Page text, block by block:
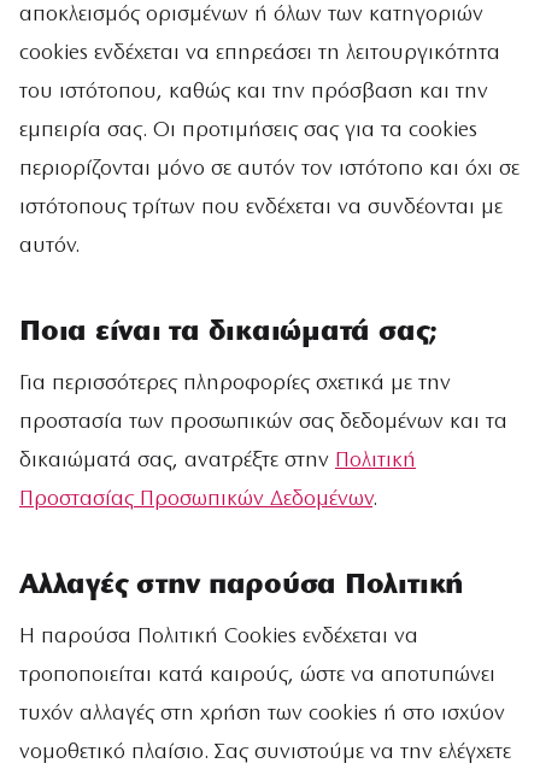
αποκλεισμός ορισμένων ή όλων των κατηγοριών
cookies ενδέχεται να επηρεάσει τη λειτουργικότητα
του ιστότοπου, καθώς και την πρόσβαση και την
εμπειρία σας. Οι προτιμήσεις σας για τα cookies
περιορίζονται μόνο σε αυτόν τον ιστότοπο και όχι σε
ιστότοπους τρίτων που ενδέχεται να συνδέονται με
αυτόν.
Ποια είναι τα δικαιώματά σας;
Για περισσότερες πληροφορίες σχετικά με την
προστασία των προσωπικών σας δεδομένων και τα
δικαιώματά σας, ανατρέξτε στην Πολιτική
Προστασίας Προσωπικών Δεδομένων.
Αλλαγές στην παρούσα Πολιτική
Η παρούσα Πολιτική Cookies ενδέχεται να
τροποποιείται κατά καιρούς, ώστε να αποτυπώνει
τυχόν αλλαγές στη χρήση των cookies ή στο ισχύον
νομοθετικό πλαίσιο. Σας συνιστούμε να την ελέγχετε